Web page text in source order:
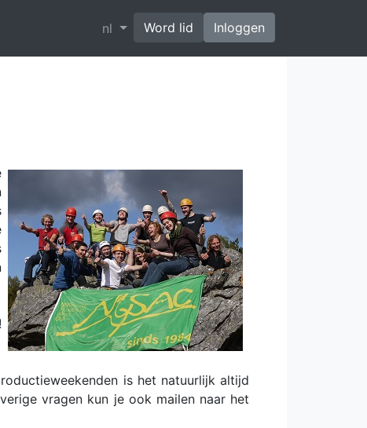
nl Word lid Inloggen
is het natuurlijk altijd
vragen kun je ook mailen naar het